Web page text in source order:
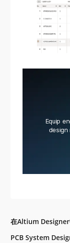
Equip
design
在Altium Designer
PCB System